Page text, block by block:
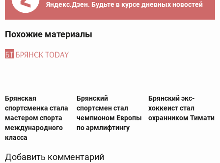
Яндекс.Дзен. Будьте в курсе дневных новостей
Похожие материалы
Брянская
спортсменка стала
мастером спорта
международного
класса
Брянский
спортсмен стал
чемпионом Европы
по армлифтингу
Брянский экс-
хоккеист стал
охранником Тимати
Добавить комментарий